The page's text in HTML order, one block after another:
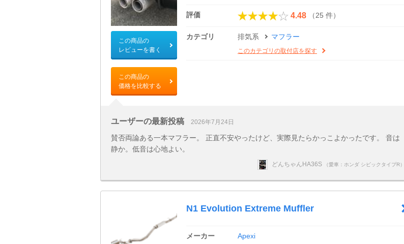
この商品の
レビューを書く
この商品の
価格を比較する
評価 4.48 （25 件）
カテゴリ 排気系 マフラー
このカテゴリの取付店を探す
ユーザーの最新投稿 2026年7月24日
賛否両論ある一本マフラー。 正直不安やったけど、実際見たらかっこよかったです。 音は
静か。低音は心地よい。
どんちゃんHA36S （愛車：ホンダ シビックタイプR）
N1 Evolution Extreme Muffler
メーカー Apexi